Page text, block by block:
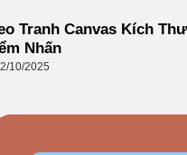
Tranh Canvas Kích
Nhấn
10/2025